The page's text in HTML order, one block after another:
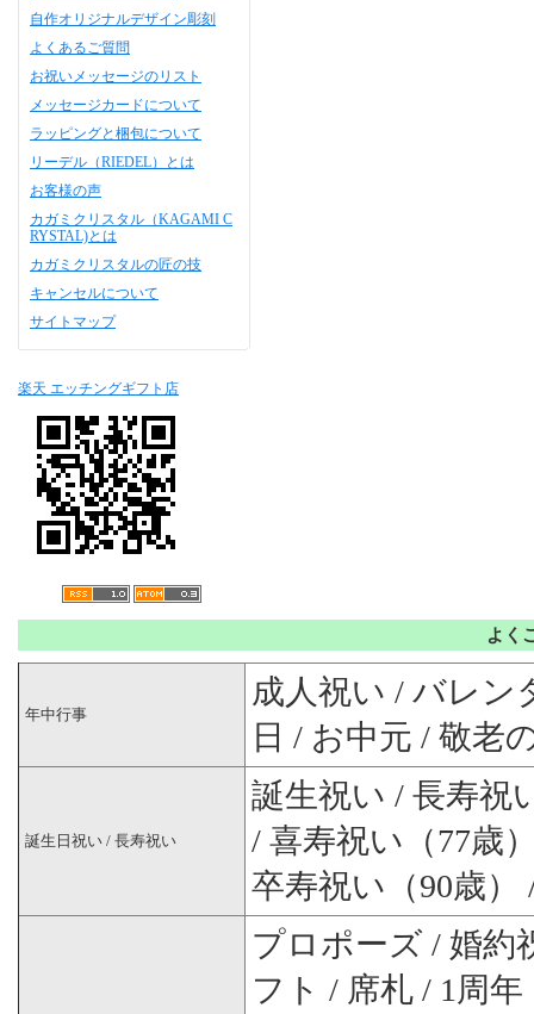
自作オリジナルデザイン彫刻
よくあるご質問
お祝いメッセージのリスト
メッセージカードについて
ラッピングと梱包について
リーデル（RIEDEL）とは
お客様の声
カガミクリスタル（KAGAMI C
RYSTAL)とは
カガミクリスタルの匠の技
キャンセルについて
サイトマップ
楽天 エッチングギフト店
よく
年中行事
成人祝い / バレン
日 / お中元 / 敬老
誕生日祝い / 長寿祝い
誕生祝い / 長寿祝
/ 喜寿祝い（77歳
卒寿祝い（90歳）
プロポーズ / 婚約
フト / 席札 / 1周